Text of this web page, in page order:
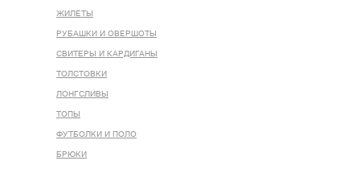
ЖИЛЕТЫ
РУБАШКИ И ОВЕРШОТЫ
СВИТЕРЫ И КАРДИГАНЫ
ТОЛСТОВКИ
ЛОНГСЛИВЫ
ТОПЫ
ФУТБОЛКИ И ПОЛО
БРЮКИ